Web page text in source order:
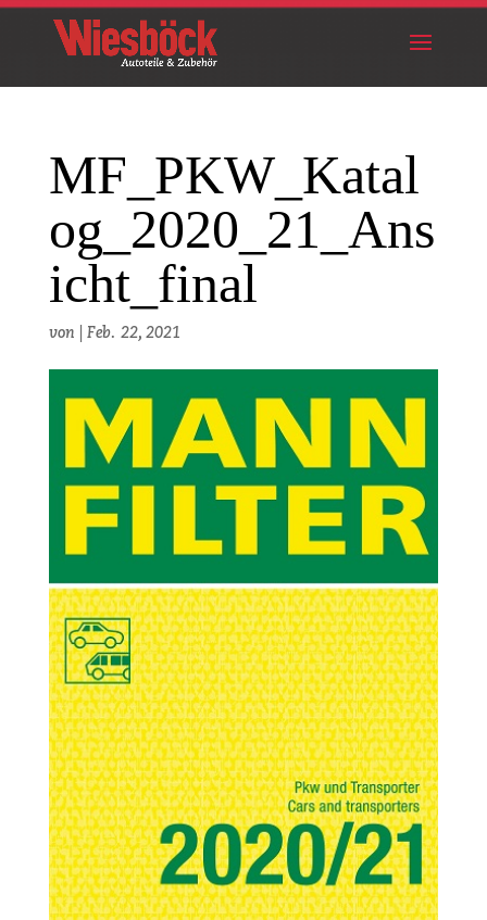
MF_PKW_Katal
og_2020_21_Ans
icht_final
von Feb. 22, 2021